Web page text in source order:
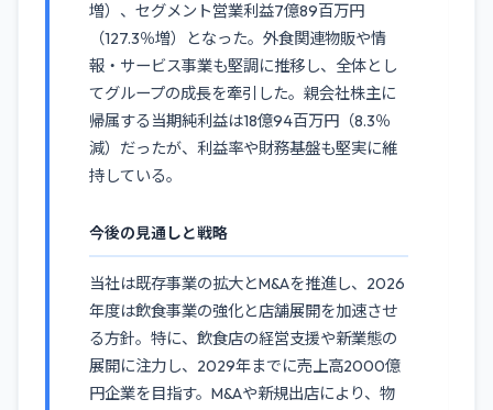
増）、セグメント営業利益7億89百万円
（127.3％増）となった。外食関連物販や情
報・サービス事業も堅調に推移し、全体とし
てグループの成長を牽引した。親会社株主に
帰属する当期純利益は18億94百万円（8.3％
減）だったが、利益率や財務基盤も堅実に維
持している。
今後の見通しと戦略
当社は既存事業の拡大とM&Aを推進し、2026
年度は飲食事業の強化と店舗展開を加速させ
る方針。特に、飲食店の経営支援や新業態の
展開に注力し、2029年までに売上高2000億
円企業を目指す。M&Aや新規出店により、物